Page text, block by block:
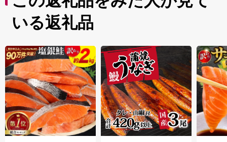
いる返礼品